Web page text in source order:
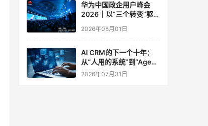
华为中国政企用户峰会
2026｜以“三个转变”驱动
2026年08月01日
AI CRM的下一个十年：
从“人用的系统”到“Agent
调用的底座”
2026年07月31日